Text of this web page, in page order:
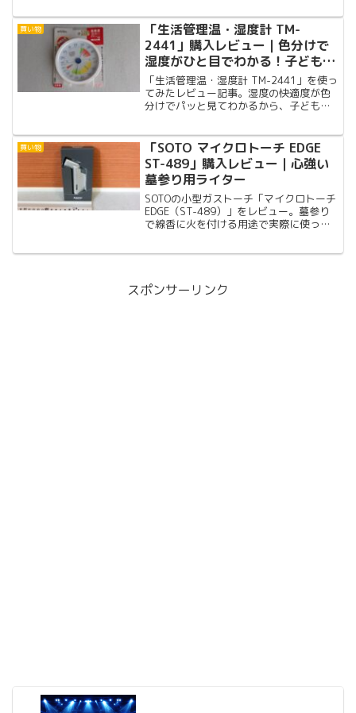
買い物
「生活管理温・湿度計 TM-
2441」購入レビュー｜色分けで
湿度がひと目でわかる！子どもと
の暮らしにぴったりな壁掛けタイ
プ
「生活管理温・湿度計 TM-2441」を使っ
てみたレビュー記事。湿度の快適度が色
分けでパッと見てわかるから、子どもと
買い物
「SOTO マイクロトーチ EDGE
ST-489」購入レビュー｜心強い
墓参り用ライター
SOTOの小型ガストーチ「マイクロトーチ
EDGE（ST-489）」をレビュー。墓参り
で線香に火を付ける用途で実際に使って
スポンサーリンク